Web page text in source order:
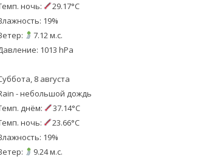
ночь:
29.17°C
19%
7.12 м.с.
1013 hPa
8 августа
- небольшой дождь
днём:
37.14°C
ночь:
23.66°C
19%
9.24 м.с.